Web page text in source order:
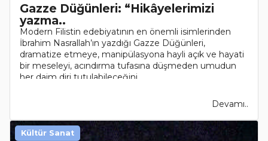
Gazze Düğünleri: “Hikâyelerimizi
yazma..
Modern Filistin edebiyatının en önemli isimlerinden
İbrahim Nasrallah’ın yazdığı Gazze Düğünleri,
dramatize etmeye, manipülasyona hayli açık ve hayati
bir meseleyi, acındırma tufasına düşmeden umudun
her daim diri tutulabileceğini..
Devamı..
Kültür Sanat